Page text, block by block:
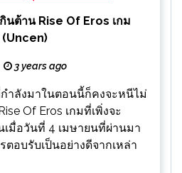
นต้าน Rise Of Eros เกม
(Uncen)
3 years ago
กำลังมาในตอนนี้ก็คงจะหนีไม่
Of Eros เกมที่เพิ่งจะ
เมื่อวันที่ 4 เมษายนที่ผ่านมา
อบรับเป็นอย่างดีจากเหล่า